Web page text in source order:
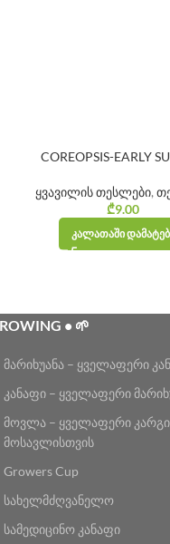
COREOPSIS-EARLY
ყვავილის თესლები,
₾9.00
ᲙᲐᲚᲐᲗᲐᲨᲘ
• 🌱
მარიხუანა – ყველაფერი
კანაფი – ყველაფერი
მოვლა – ყველაფერი კარგი
მოსავლისთვის
Growers Cup
სახელმძღვანელო
სამედიცინო კანაფი